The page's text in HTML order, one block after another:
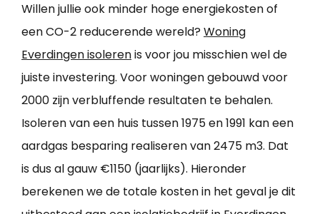
Willen jullie ook minder hoge energiekosten of
een CO-2 reducerende wereld? Woning
Everdingen isolerenis voor jou misschien wel de
juiste investering. Voor woningen gebouwd voor
2000 zijn verbluffende resultaten te behalen.
Isoleren van een huis tussen 1975 en 1991 kan een
aardgas besparing realiseren van 2475 m3. Dat
is dus al gauw €1150 (jaarlijks). Hieronder
berekenen we de totale kosten in het geval je dit